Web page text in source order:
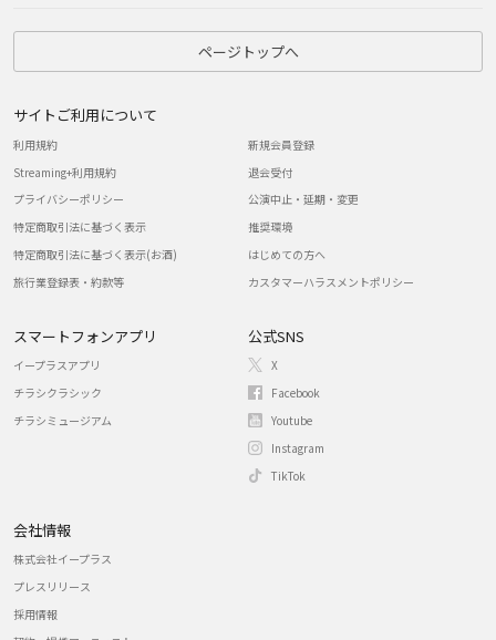
ページトップへ
サイトご利用について
利用規約
Streaming+利用規約
プライバシーポリシー
特定商取引法に基づく表示
特定商取引法に基づく表示(お酒)
旅行業登録表・約款等
新規会員登録
退会受付
公演中止・延期・変更
推奨環境
はじめての方へ
カスタマーハラスメントポリシー
スマートフォンアプリ
イープラスアプリ
チラシクラシック
チラシミュージアム
公式SNS
X
Facebook
Youtube
Instagram
TikTok
会社情報
株式会社イープラス
プレスリリース
採用情報